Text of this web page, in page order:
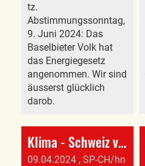
tz.
Abstimmungssonntag,
9. Juni 2024: Das
Baselbieter Volk hat
das Energiegesetz
angenommen. Wir sind
äusserst glücklich
darob.
Klima - Schweiz verurteilt - macht zuwenig!
09.04.2024 , SP-CH/hn